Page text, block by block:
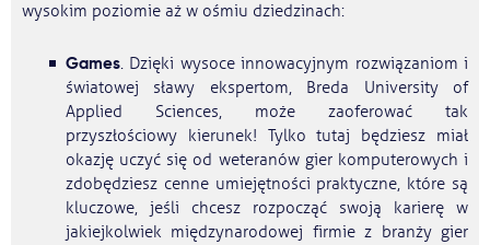
wysokim poziomie aż w ośmiu dziedzinach:
Games. Dzięki wysoce innowacyjnym rozwiązaniom i
światowej sławy ekspertom, Breda University of
Applied Sciences, może zaoferować tak
przyszłościowy kierunek! Tylko tutaj będziesz miał
okazję uczyć się od weteranów gier komputerowych i
zdobędziesz cenne umiejętności praktyczne, które są
kluczowe, jeśli chcesz rozpocząć swoją karierę w
jakiejkolwiek międzynarodowej firmie z branży gier